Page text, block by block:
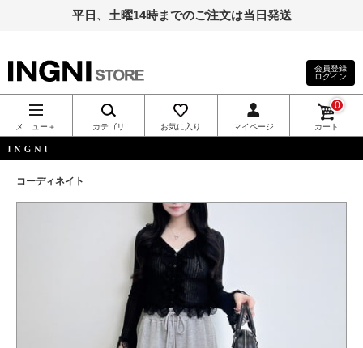
平日、土曜14時までのご注文は当日発送
INGNI（イン
グ）公式通
販｜INGNI
STORE
会員登録
ログイン
メニュー＋ カテゴリ お気に入り マイページ カート
0
コーディネイト